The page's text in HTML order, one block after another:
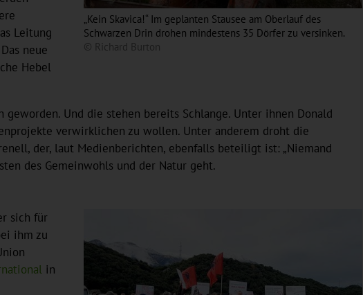
„Kein Skavica!“ Im geplanten Stausee am Oberlauf des
Schwarzen Drin drohen mindestens 35 Dörfer zu versinken.
© Richard Burton
Leitung
neue
Hebel
Und die stehen bereits Schlange. Unter ihnen Donald
verwirklichen zu wollen. Unter anderem droht die
der, laut Medienberichten, ebenfalls beteiligt ist: „Niemand
des Gemeinwohls und der Natur geht.
sich für
ihm zu
in